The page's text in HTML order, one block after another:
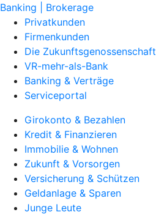
Banking | Brokerage
Privatkunden
Firmenkunden
Die Zukunftsgenossenschaft
VR-mehr-als-Bank
Banking & Verträge
Serviceportal
Girokonto & Bezahlen
Kredit & Finanzieren
Immobilie & Wohnen
Zukunft & Vorsorgen
Versicherung & Schützen
Geldanlage & Sparen
Junge Leute